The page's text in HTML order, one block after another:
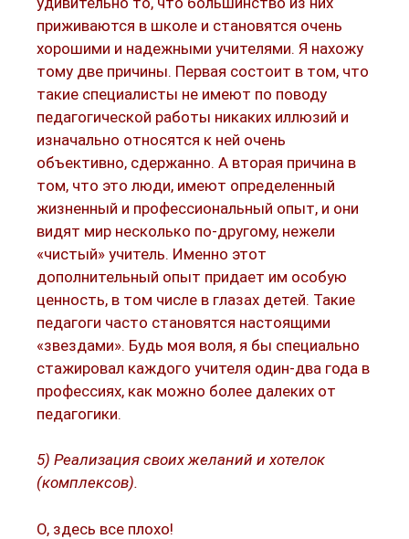
приживаются в школе и становятся очень
хорошими и надежными учителями. Я нахожу
тому две причины. Первая состоит в том, что
такие специалисты не имеют по поводу
педагогической работы никаких иллюзий и
изначально относятся к ней очень
объективно, сдержанно. А вторая причина в
том, что это люди, имеют определенный
жизненный и профессиональный опыт, и они
видят мир несколько по-другому, нежели
«чистый» учитель. Именно этот
дополнительный опыт придает им особую
ценность, в том числе в глазах детей. Такие
педагоги часто становятся настоящими
«звездами». Будь моя воля, я бы специально
стажировал каждого учителя один-два года в
профессиях, как можно более далеких от
педагогики.
5) Реализация своих желаний и хотелок
(комплексов).
О, здесь все плохо!